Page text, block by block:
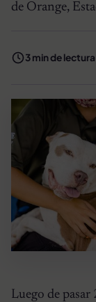
de Orange,
3 min de lectura
Luego de